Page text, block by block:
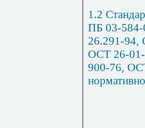
1.2
ПБ 03-
26.291-94,
ОСТ 26-
900-76,